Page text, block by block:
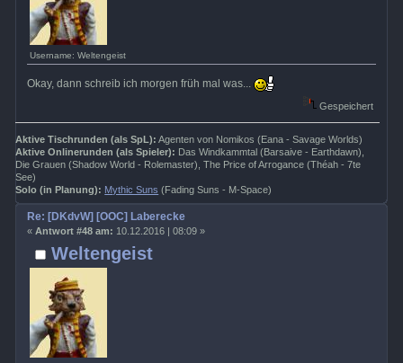
Username: Weltengeist
Okay, dann schreib ich morgen früh mal was...
Gespeichert
Aktive Tischrunden (als SpL): Agenten von Nomikos (Eana - Savage Worlds)
Aktive Onlinerunden (als Spieler): Das Windkammtal (Barsaive - Earthdawn),
Die Grauen (Shadow World - Rolemaster), The Price of Arrogance (Théah - 7te
See)
Solo (in Planung): Mythic Suns (Fading Suns - M-Space)
Weltengeist
Re: [DKdvW] [OOC] Laberecke
« Antwort #48 am: 10.12.2016 | 08:09 »